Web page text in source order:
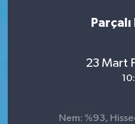
23 Mart
Nem: %93,